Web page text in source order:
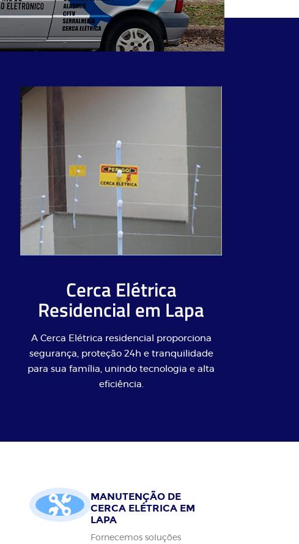
Cerca Elétrica
Residencial em Lapa
A Cerca Elétrica residencial proporciona
segurança, proteção 24h e tranquilidade
para sua família, unindo tecnologia e alta
eficiência.
MANUTENÇÃO DE
CERCA ELÉTRICA EM
LAPA
Fornecemos soluções